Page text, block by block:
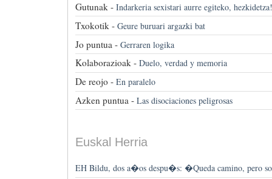
Gutunak - Indarkeria sexistari aurre egiteko, hezkidetza!
Txokotik - Geure buruari argazki bat
Jo puntua - Gerraren logika
Kolaborazioak - Duelo, verdad y memoria
De reojo - En paralelo
Azken puntua - Las disociaciones peligrosas
Euskal Herria
EH Bildu, dos a�os despu�s: �Queda camino, pero